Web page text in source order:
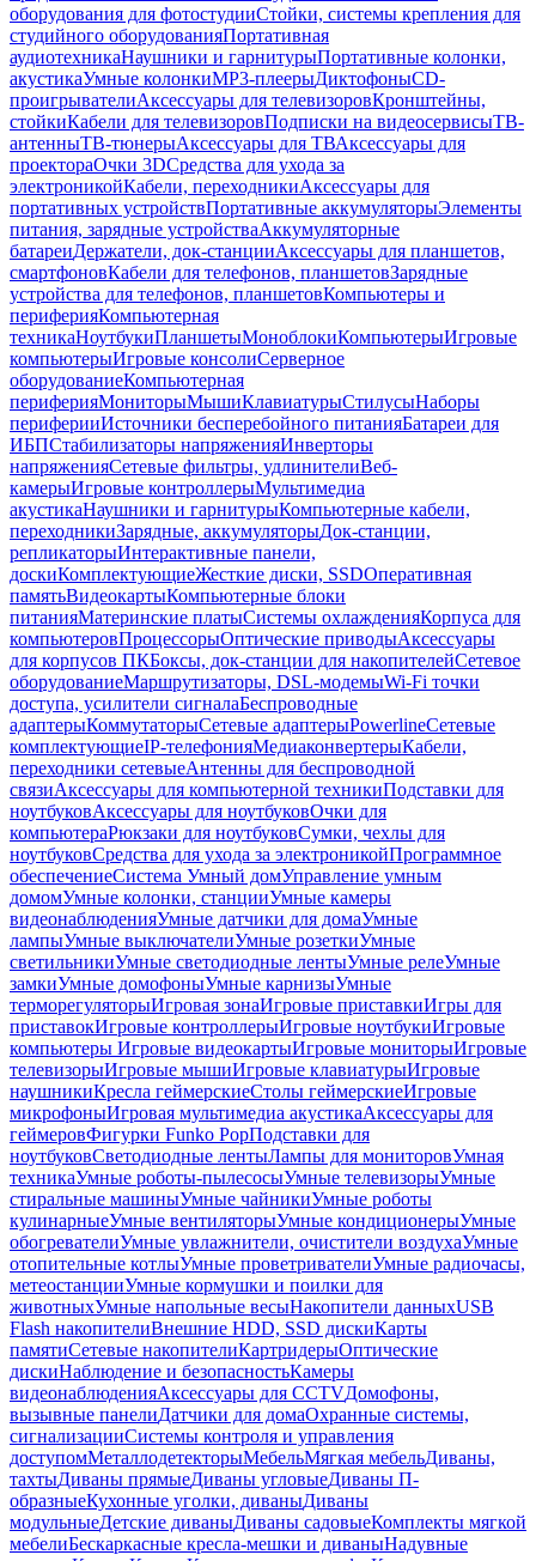
оборудования для фотостудииСтойки, системы крепления для
студийного оборудованияПортативная
аудиотехникаНаушники и гарнитурыПортативные колонки,
акустикаУмные колонкиMP3-плеерыДиктофоныCD-
проигрывателиАксессуары для телевизоровКронштейны,
стойкиКабели для телевизоровПодписки на видеосервисыТВ-
антенныТВ-тюнерыАксессуары для ТВАксессуары для
проектораОчки 3DСредства для ухода за
электроникойКабели, переходникиАксессуары для
портативных устройствПортативные аккумуляторыЭлементы
питания, зарядные устройстваАккумуляторные
батареиДержатели, док-станцииАксессуары для планшетов,
смартфоновКабели для телефонов, планшетовЗарядные
устройства для телефонов, планшетовКомпьютеры и
периферияКомпьютерная
техникаНоутбукиПланшетыМоноблокиКомпьютерыИгровые
компьютерыИгровые консолиСерверное
оборудованиеКомпьютерная
периферияМониторыМышиКлавиатурыСтилусыНаборы
периферииИсточники бесперебойного питанияБатареи для
ИБПСтабилизаторы напряженияИнверторы
напряженияСетевые фильтры, удлинителиВеб-
камерыИгровые контроллерыМультимедиа
акустикаНаушники и гарнитурыКомпьютерные кабели,
переходникиЗарядные, аккумуляторыДок-станции,
репликаторыИнтерактивные панели,
доскиКомплектующиеЖесткие диски, SSDОперативная
памятьВидеокартыКомпьютерные блоки
питанияМатеринские платыСистемы охлажденияКорпуса для
компьютеровПроцессорыОптические приводыАксессуары
для корпусов ПКБоксы, док-станции для накопителейСетевое
оборудованиеМаршрутизаторы, DSL-модемыWi-Fi точки
доступа, усилители сигналаБеспроводные
адаптерыКоммутаторыСетевые адаптерыPowerlineСетевые
комплектующиеIP-телефонияМедиаконвертерыКабели,
переходники сетевыеАнтенны для беспроводной
связиАксессуары для компьютерной техникиПодставки для
ноутбуковАксессуары для ноутбуковОчки для
компьютераРюкзаки для ноутбуковСумки, чехлы для
ноутбуковСредства для ухода за электроникойПрограммное
обеспечениеСистема Умный домУправление умным
домомУмные колонки, станцииУмные камеры
видеонаблюденияУмные датчики для домаУмные
лампыУмные выключателиУмные розеткиУмные
светильникиУмные светодиодные лентыУмные релеУмные
замкиУмные домофоныУмные карнизыУмные
терморегуляторыИгровая зонаИгровые приставкиИгры для
приставокИгровые контроллерыИгровые ноутбукиИгровые
компьютеры Игровые видеокартыИгровые мониторыИгровые
телевизорыИгровые мышиИгровые клавиатурыИгровые
наушникиКресла геймерскиеСтолы геймерскиеИгровые
микрофоныИгровая мультимедиа акустикаАксессуары для
геймеровФигурки Funko PopПодставки для
ноутбуковСветодиодные лентыЛампы для мониторовУмная
техникаУмные роботы-пылесосыУмные телевизорыУмные
стиральные машиныУмные чайникиУмные роботы
кулинарныеУмные вентиляторыУмные кондиционерыУмные
обогревателиУмные увлажнители, очистители воздухаУмные
отопительные котлыУмные проветривателиУмные радиочасы,
метеостанцииУмные кормушки и поилки для
животныхУмные напольные весыНакопители данныхUSB
Flash накопителиВнешние HDD, SSD дискиКарты
памятиСетевые накопителиКартридерыОптические
дискиНаблюдение и безопасностьКамеры
видеонаблюденияАксессуары для CCTVДомофоны,
вызывные панелиДатчики для домаОхранные системы,
сигнализацииСистемы контроля и управления
доступомМеталлодетекторыМебельМягкая мебельДиваны,
тахтыДиваны прямыеДиваны угловыеДиваны П-
образныеКухонные уголки, диваныДиваны
модульныеДетские диваныДиваны садовыеКомплекты мягкой
мебелиБескаркасные кресла-мешки и диваныНадувные